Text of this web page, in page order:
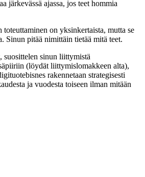
järkevässä ajassa, jos teet hommia
toteuttaminen on yksinkertaista, mutta se
Sinun pitää nimittäin tietää mitä teet.
suosittelen sinun liittymistä
(löydät liittymislomakkeen alta),
rakennetaan strategisesti
ja vuodesta toiseen ilman mitään